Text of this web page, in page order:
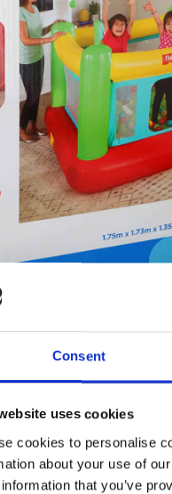
Consent
uses cookies
cookies to personalise
about your use of
that you’ve
Arvustused (0)
loss.